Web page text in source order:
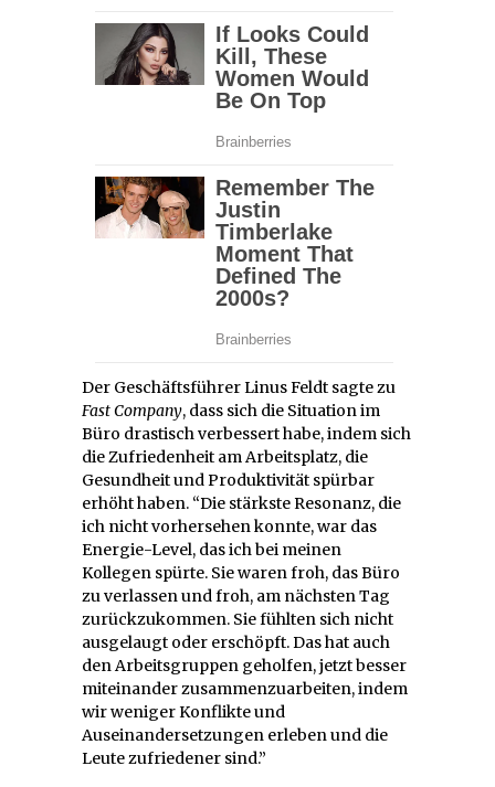
Der Geschäftsführer Linus Feldt sagte zu
Fast Company, dass sich die Situation im
Büro drastisch verbessert habe, indem sich
die Zufriedenheit am Arbeitsplatz, die
Gesundheit und Produktivität spürbar
erhöht haben. “Die stärkste Resonanz, die
ich nicht vorhersehen konnte, war das
Energie-Level, das ich bei meinen
Kollegen spürte. Sie waren froh, das Büro
zu verlassen und froh, am nächsten Tag
zurückzukommen. Sie fühlten sich nicht
ausgelaugt oder erschöpft. Das hat auch
den Arbeitsgruppen geholfen, jetzt besser
miteinander zusammenzuarbeiten, indem
wir weniger Konflikte und
Auseinandersetzungen erleben und die
Leute zufriedener sind.”